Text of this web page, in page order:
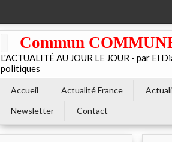
Commun
L'ACTUALITÉ AU JOUR LE JOUR - par El
politiques
Accueil Actualité France
Newsletter
Contact